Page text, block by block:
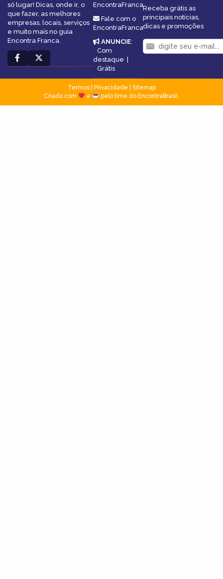
só lugar! Dicas, onde ir, o
que fazer, as melhores
empresas, locais, serviços
e muito mais no guia
Encontra Franca.
EncontraFranca
Fale com o
EncontraFranca
ANUNCIE:
Com
destaque |
Grátis
Receba grátis as
principais notícias,
dicas e promoções
Termos| Privacidade
Sitemap
Criado com
e pelo time do EncontraBrasil